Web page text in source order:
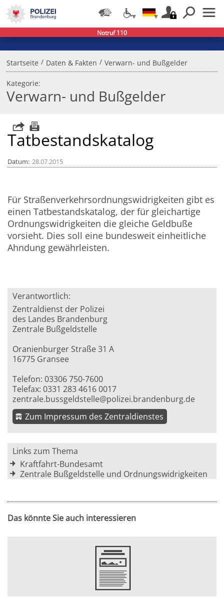
Startseite / Daten & Fakten / Verwarn- und Bußgelder
Kategorie:
Verwarn- und Bußgelder
Tatbestandskatalog
Datum 28.07.2015
Für Straßenverkehrsordnungswidrigkeiten gibt es
einen Tatbestandskatalog, der für gleichartige
Ordnungswidrigkeiten die gleiche Geldbuße
vorsieht. Dies soll eine bundesweit einheitliche
Ahndung gewährleisten.
Verantwortlich:
Zentraldienst der Polizei
des Landes Brandenburg
Zentrale Bußgeldstelle
Oranienburger Straße 31 A
16775 Gransee
Telefon: 03306 750-7600
Telefax: 0331 283 4616 0017
zentrale.bussgeldstelle@polizei.brandenburg.de
Zum Impressum des Zentraldienstes
Links zum Thema
Kraftfahrt-Bundesamt
Zentrale Bußgeldstelle und Ordnungswidrigkeiten
Das könnte Sie auch interessieren
Notruf 110